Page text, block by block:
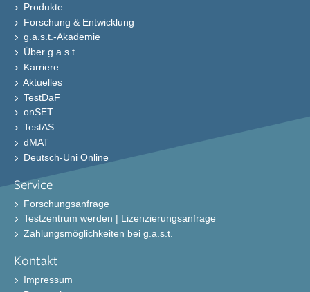
Produkte
Forschung & Entwicklung
g.a.s.t.-Akademie
Über g.a.s.t.
Karriere
Aktuelles
TestDaF
onSET
TestAS
dMAT
Deutsch-Uni Online
Service
Forschungsanfrage
Testzentrum werden | Lizenzierungsanfrage
Zahlungsmöglichkeiten bei g.a.s.t.
Kontakt
Impressum